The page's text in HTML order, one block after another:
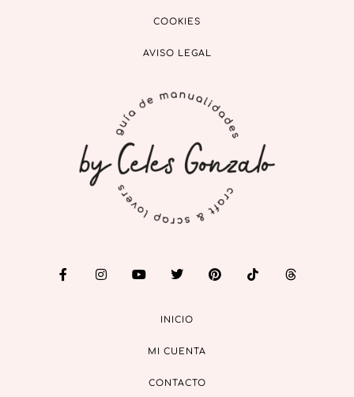
COOKIES
AVISO LEGAL
INICIO
MI CUENTA
CONTACTO